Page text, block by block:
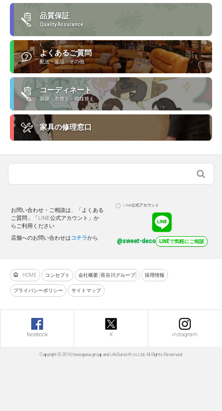
品質保証
Quality Assurance
よくあるご質問
配送・返品・その他
コーディネート
新築・衣替え・模様替え
家具の修理窓口
お問い合わせ・ご相談は、「よくある
ご質問」「LINE公式アカウント」か
らご利用ください
店舗へのお問い合わせはコチラから
LINE公式アカウント
@sweet-deco LINEで気軽にご相談
HOME コンセプト 会社概要 [長谷川グループ] 採用情報
プライバシーポリシー サイトマップ
facebook X instagram
Copyright © 2016 hasegawa group and LifeSunsoft co.Ltd. All Rights Reserved.